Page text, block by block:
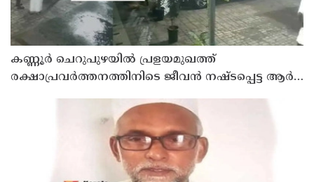
കണ്ണൂർ ചെറുപുഴയിൽ പ്രളയമുഖത്ത്
രക്ഷാപ്രവർത്തനത്തിനിടെ ജീവൻ നഷ്ടപ്പെട്ട ആർ.
കാണിച്ചതായി ആരോപണം